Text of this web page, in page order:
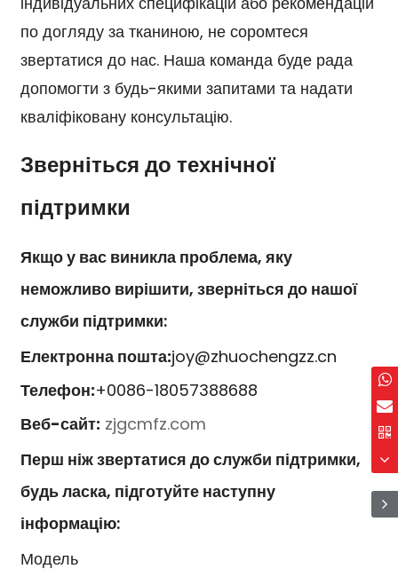
по догляду за тканиною, не соромтеся
звертатися до нас. Наша команда буде рада
допомогти з будь-якими запитами та надати
кваліфіковану консультацію.
Зверніться до технічної
підтримки
Якщо у вас виникла проблема, яку
неможливо вирішити, зверніться до нашої
служби підтримки:
Електронна пошта:joy@zhuochengzz.cn
Телефон:+0086-18057388688
Веб-сайт: zjgcmfz.com
Перш ніж звертатися до служби підтримки,
будь ласка, підготуйте наступну
інформацію:
Модель